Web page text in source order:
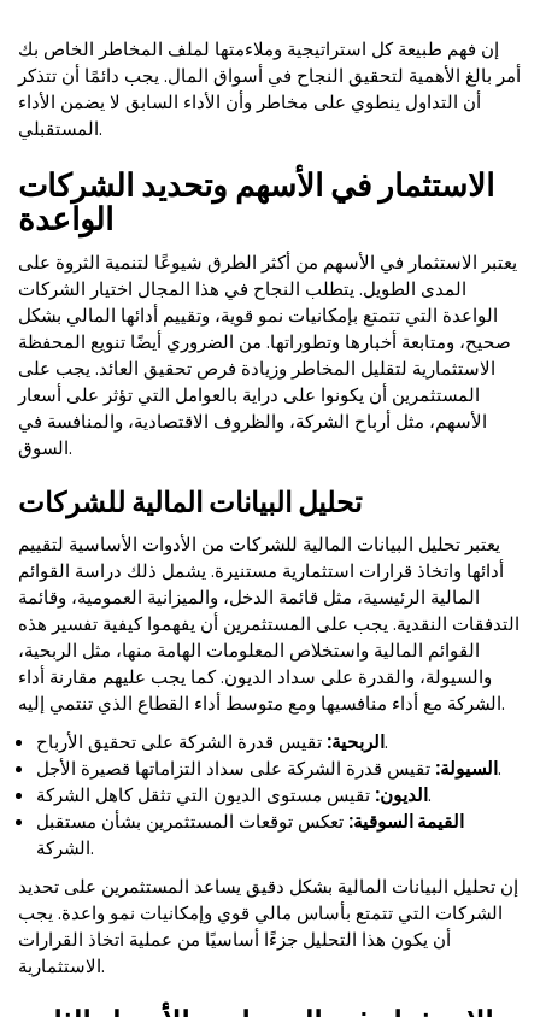
إن فهم طبيعة كل استراتيجية وملاءمتها لملف المخاطر الخاص بك
أمر بالغ الأهمية لتحقيق النجاح في أسواق المال. يجب دائمًا أن تتذكر
أن التداول ينطوي على مخاطر وأن الأداء السابق لا يضمن الأداء
المستقبلي.
الاستثمار في الأسهم وتحديد الشركات
الواعدة
يعتبر الاستثمار في الأسهم من أكثر الطرق شيوعًا لتنمية الثروة على
المدى الطويل. يتطلب النجاح في هذا المجال اختيار الشركات
الواعدة التي تتمتع بإمكانيات نمو قوية، وتقييم أدائها المالي بشكل
صحيح، ومتابعة أخبارها وتطوراتها. من الضروري أيضًا تنويع المحفظة
الاستثمارية لتقليل المخاطر وزيادة فرص تحقيق العائد. يجب على
المستثمرين أن يكونوا على دراية بالعوامل التي تؤثر على أسعار
الأسهم، مثل أرباح الشركة، والظروف الاقتصادية، والمنافسة في
السوق.
تحليل البيانات المالية للشركات
يعتبر تحليل البيانات المالية للشركات من الأدوات الأساسية لتقييم
أدائها واتخاذ قرارات استثمارية مستنيرة. يشمل ذلك دراسة القوائم
المالية الرئيسية، مثل قائمة الدخل، والميزانية العمومية، وقائمة
التدفقات النقدية. يجب على المستثمرين أن يفهموا كيفية تفسير هذه
القوائم المالية واستخلاص المعلومات الهامة منها، مثل الربحية،
والسيولة، والقدرة على سداد الديون. كما يجب عليهم مقارنة أداء
الشركة مع أداء منافسيها ومع متوسط أداء القطاع الذي تنتمي إليه.
الربحية:تقيس قدرة الشركة على تحقيق الأرباح.
السيولة:تقيس قدرة الشركة على سداد التزاماتها قصيرة الأجل.
الديون:تقيس مستوى الديون التي تثقل كاهل الشركة.
القيمة السوقية: تعكس توقعات المستثمرين بشأن مستقبل
الشركة.
إن تحليل البيانات المالية بشكل دقيق يساعد المستثمرين على تحديد
الشركات التي تتمتع بأساس مالي قوي وإمكانيات نمو واعدة. يجب
أن يكون هذا التحليل جزءًا أساسيًا من عملية اتخاذ القرارات
الاستثمارية.